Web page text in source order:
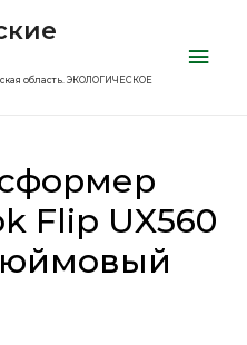
область. ЭКОЛОГИЧЕСКОЕ
Flip UX560